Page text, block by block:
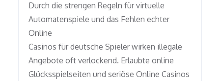
Durch die strengen Regeln für virtuelle
Automatenspiele und das Fehlen echter
Online
Casinos für deutsche Spieler wirken illegale
Angebote oft verlockend. Erlaubte online
Glücksspielseiten und seriöse Online Casinos